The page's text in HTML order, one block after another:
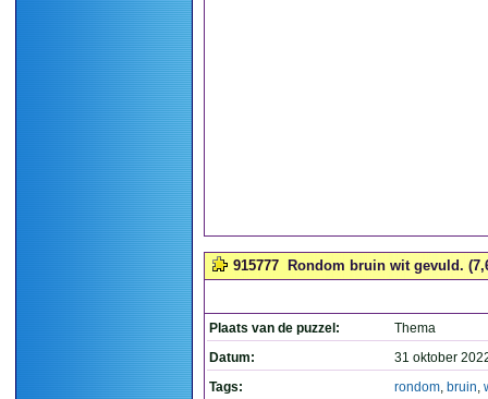
915777 Rondom bruin wit gevuld.
Plaats van de puzzel:
Thema
Datum:
31 oktober
Tags:
rondom, bruin,